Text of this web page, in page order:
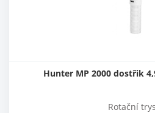
Hunter MP 2000 dostřik
Rotační